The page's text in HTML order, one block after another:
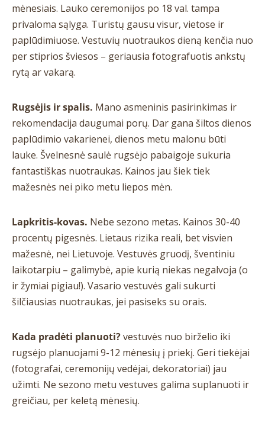
mėnesiais. Lauko ceremonijos po 18 val. tampa
privaloma sąlyga. Turistų gausu visur, vietose ir
paplūdimiuose. Vestuvių nuotraukos dieną kenčia nuo
per stiprios šviesos – geriausia fotografuotis ankstų
rytą ar vakarą.
Rugsėjis ir spalis. Mano asmeninis pasirinkimas ir
rekomendacija daugumai porų. Dar gana šiltos dienos
paplūdimio vakarienei, dienos metu malonu būti
lauke. Švelnesnė saulė rugsėjo pabaigoje sukuria
fantastiškas nuotraukas. Kainos jau šiek tiek
mažesnės nei piko metu liepos mėn.
Lapkritis-kovas. Nebe sezono metas. Kainos 30-40
procentų pigesnės. Lietaus rizika reali, bet visvien
mažesnė, nei Lietuvoje. Vestuvės gruodį, šventiniu
laikotarpiu – galimybė, apie kurią niekas negalvoja (o
ir žymiai pigiau!). Vasario vestuvės gali sukurti
šilčiausias nuotraukas, jei pasiseks su orais.
Kada pradėti planuoti?vestuvės nuo birželio iki
rugsėjo planuojami 9-12 mėnesių į priekį. Geri tiekėjai
(fotografai, ceremonijų vedėjai, dekoratoriai) jau
užimti. Ne sezono metu vestuves galima suplanuoti ir
greičiau, per keletą mėnesių.